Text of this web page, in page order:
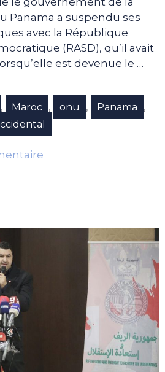
Panama a suspendu ses
avec la République
(RASD), qu’il avait
est devenue le …
, Maroc , onu , Panama ,